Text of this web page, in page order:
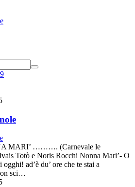
MARI’ ………. (Carnevale le
Totò e Noris Rocchi Nonna Mari’- O
ogghi! ad’è du’ ore che te stai a
sci…